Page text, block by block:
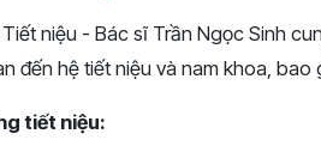
niệu - Bác sĩ Trần Ngọc Sinh
đến hệ tiết niệu và nam khoa, bao
tiết niệu: